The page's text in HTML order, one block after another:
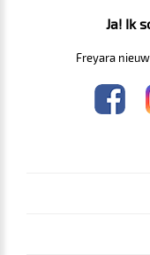
Ja! Ik
Freyara